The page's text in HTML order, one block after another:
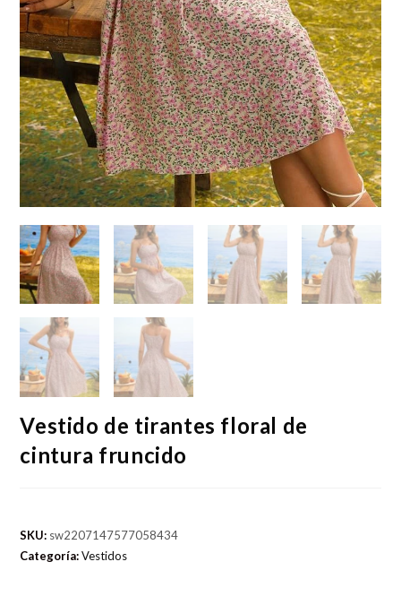
Vestido de tirantes floral de
cintura fruncido
SKU: sw2207147577058434
Categoría:Vestidos